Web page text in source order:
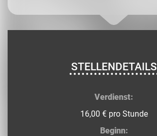
STELLENDETAILS
Verdienst:
16,00 € pro Stunde
Beginn: